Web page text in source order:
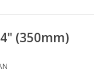
(350mm)